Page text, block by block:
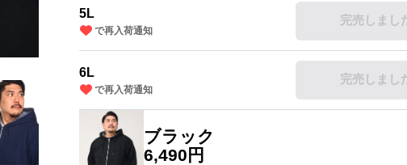
5L
で再入荷通知
完売しまし
6L
で再入荷通知
完売しまし
ブラック
6,490円